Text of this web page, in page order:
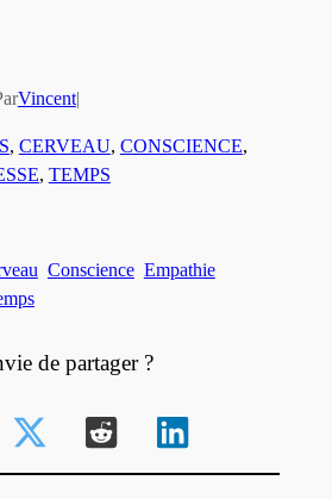
Vincent|
, CERVEAU, CONSCIENCE
, TEMPS
Conscience Empathie
de partager ?